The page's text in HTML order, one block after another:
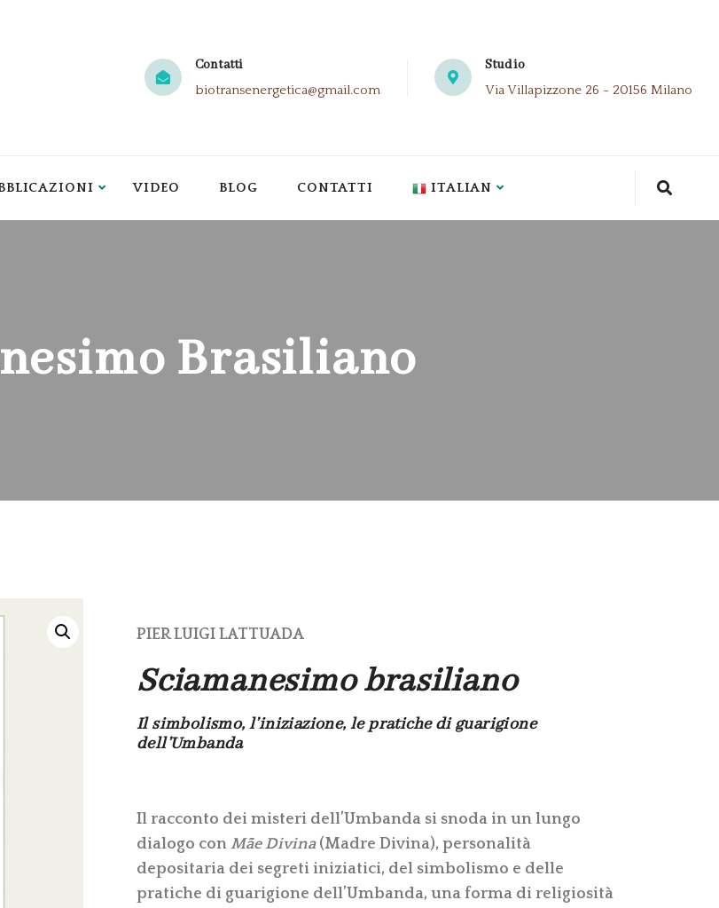
Contatti
biotransenergetica@gmail.com
Studio
Via Villapizzone 26 - 20156 Milano
VIDEO BLOG CONTATTI ITALIAN
Brasiliano
PIER LUIGI LATTUADA
Sciamanesimo brasiliano
Il simbolismo, l’iniziazione, le pratiche di guarigione
dell’Umbanda
Il racconto dei misteri dell’Umbanda si snoda in un lungo
dialogo con Mãe Divina(Madre Divina), personalità
depositaria dei segreti iniziatici, del simbolismo e delle
pratiche di guarigione dell’Umbanda, una forma di religiosità